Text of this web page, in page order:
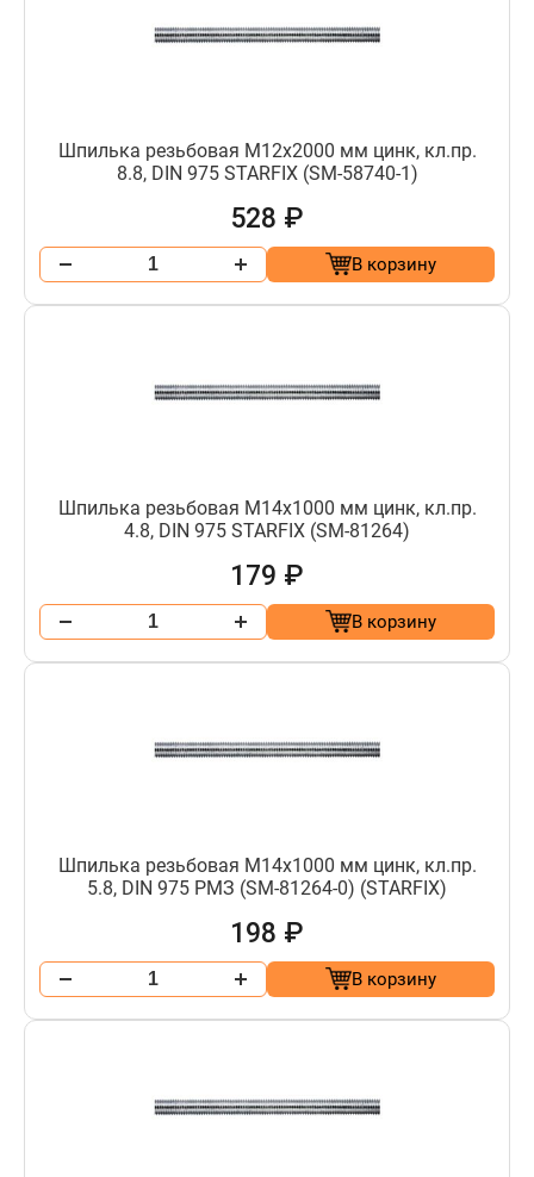
Шпилька резьбовая М12х2000 мм цинк, кл.пр.
8.8, DIN 975 STARFIX (SM-58740-1)
528 ₽
В корзину
Шпилька резьбовая М14х1000 мм цинк, кл.пр.
4.8, DIN 975 STARFIX (SM-81264)
179 ₽
В корзину
Шпилька резьбовая М14х1000 мм цинк, кл.пр.
5.8, DIN 975 РМЗ (SM-81264-0) (STARFIX)
198 ₽
В корзину